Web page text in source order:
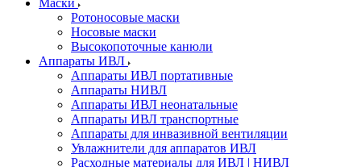
Маски
Ротоносовые маски
Носовые маски
Высокопоточные канюли
Аппараты ИВЛ
Аппараты ИВЛ портативные
Аппараты НИВЛ
Аппараты ИВЛ неонатальные
Аппараты ИВЛ транспортные
Аппараты для инвазивной вентиляции
Увлажнители для аппаратов ИВЛ
Расходные материалы для ИВЛ | НИВЛ